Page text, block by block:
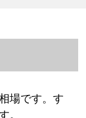
報（2023
場です。す
。